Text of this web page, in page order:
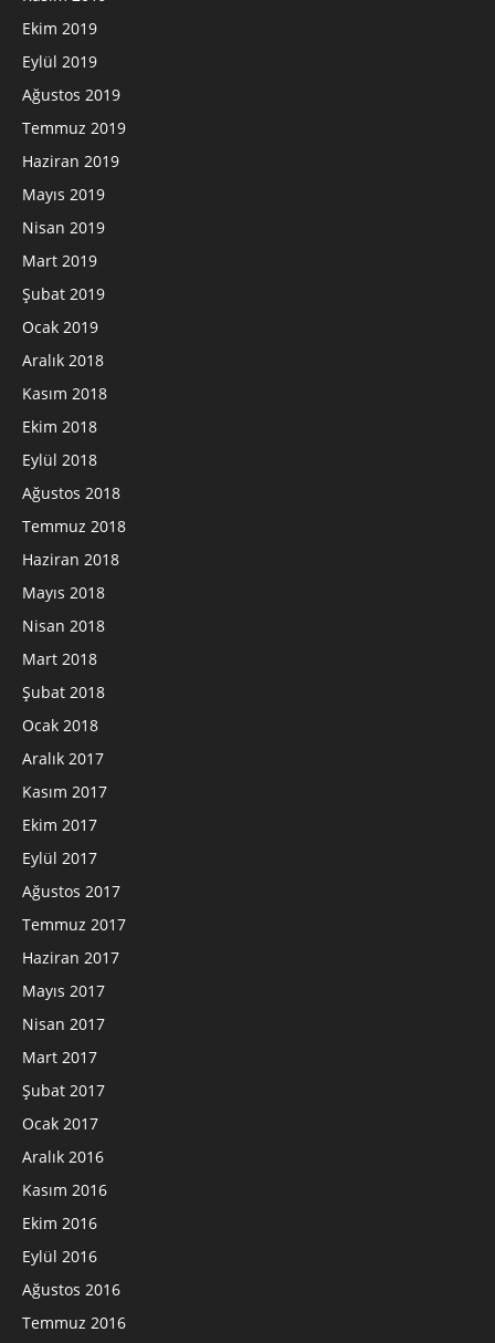
Ekim 2019
Eylül 2019
Ağustos 2019
Temmuz 2019
Haziran 2019
Mayıs 2019
Nisan 2019
Mart 2019
Şubat 2019
Ocak 2019
Aralık 2018
Kasım 2018
Ekim 2018
Eylül 2018
Ağustos 2018
Temmuz 2018
Haziran 2018
Mayıs 2018
Nisan 2018
Mart 2018
Şubat 2018
Ocak 2018
Aralık 2017
Kasım 2017
Ekim 2017
Eylül 2017
Ağustos 2017
Temmuz 2017
Haziran 2017
Mayıs 2017
Nisan 2017
Mart 2017
Şubat 2017
Ocak 2017
Aralık 2016
Kasım 2016
Ekim 2016
Eylül 2016
Ağustos 2016
Temmuz 2016